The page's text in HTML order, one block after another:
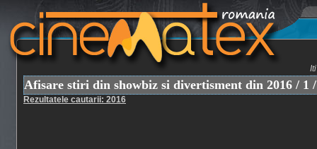
Afisare stiri din showbiz si divertisment din 2016 / 1
Rezultatele cautarii: 2016